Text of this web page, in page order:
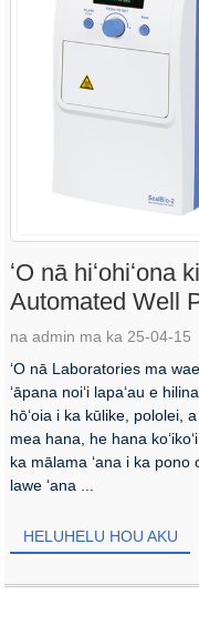
ʻO nā hiʻohiʻona
Automated Well
na admin ma ka 25-04-15
ʻO nā Laboratories ma
ʻāpana noiʻi lapaʻau e
hōʻoia i ka kūlike, pololei,
mea hana, he hana
ka mālama ʻana i ka pono
lawe ʻana ...
HELUHELU HOU AKU